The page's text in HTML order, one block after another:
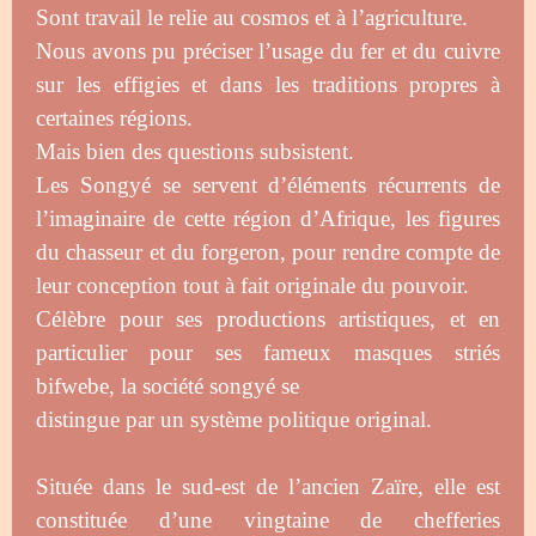
Sont travail le relie au cosmos et à l’agriculture.
Nous avons pu préciser l’usage du fer et du cuivre
sur les effigies et dans les traditions propres à
certaines régions.
Mais bien des questions subsistent.
Les Songyé se servent d’éléments récurrents de
l’imaginaire de cette région d’Afrique, les figures
du chasseur et du forgeron, pour rendre compte de
leur conception tout à fait originale du pouvoir.
Célèbre pour ses productions artistiques, et en
particulier pour ses fameux masques striés
bifwebe, la société songyé se
distingue par un système politique original.
Située dans le sud-est de l’ancien Zaïre, elle est
constituée d’une vingtaine de chefferies